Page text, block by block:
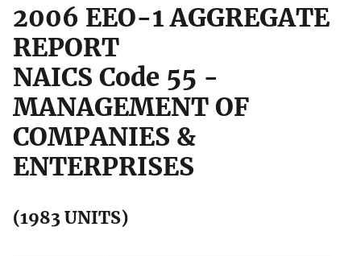
2006 EEO-1 AGGREGATE
REPORT
NAICS Code 55 -
MANAGEMENT OF
COMPANIES &
ENTERPRISES
(1983 UNITS)